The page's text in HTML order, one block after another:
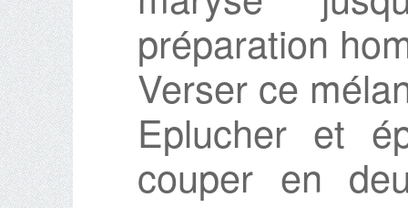
préparation
Verser ce
Eplucher et
couper en